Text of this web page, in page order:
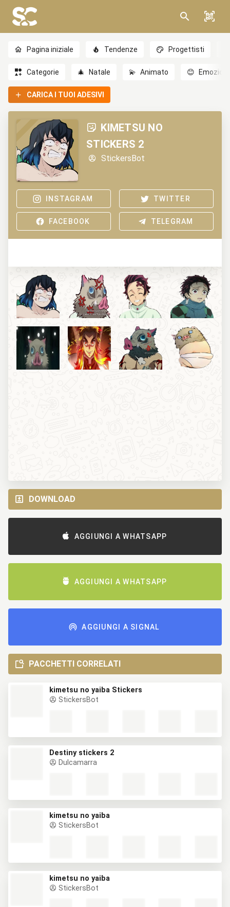
Pagina iniziale Tendenze Progettisti
Categorie 🎄 Natale 💫 Animato 😊 Emozioni
CARICA I TUOI ADESIVI
KIMETSU NO
STICKERS 2
StickersBot
INSTAGRAM TWITTER
FACEBOOK TELEGRAM
DOWNLOAD
AGGIUNGI A WHATSAPP
AGGIUNGI A WHATSAPP
AGGIUNGI A SIGNAL
PACCHETTI CORRELATI
kimetsu no yaiba Stickers
StickersBot
Destiny stickers 2
Dulcamarra
kimetsu no yaiba
StickersBot
kimetsu no yaiba
StickersBot